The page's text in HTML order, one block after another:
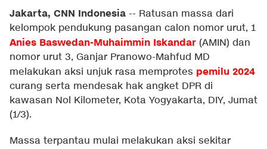
Jakarta, CNN Indonesia -- Ratusan massa dari
kelompok pendukung pasangan calon nomor urut, 1
Anies Baswedan-Muhaimmin Iskandar (AMIN) dan
nomor urut 3, Ganjar Pranowo-Mahfud MD
melakukan aksi unjuk rasa memprotes pemilu 2024
curang serta mendesak hak angket DPR di
kawasan Nol Kilometer, Kota Yogyakarta, DIY, Jumat
(1/3).
Massa terpantau mulai melakukan aksi sekitar